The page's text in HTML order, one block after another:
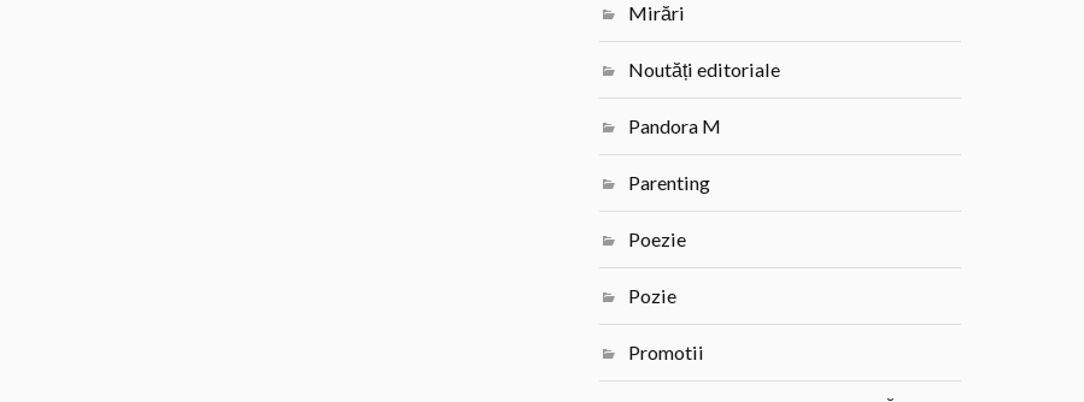
Mirări
Noutăți editoriale
Pandora M
Parenting
Poezie
Pozie
Promotii